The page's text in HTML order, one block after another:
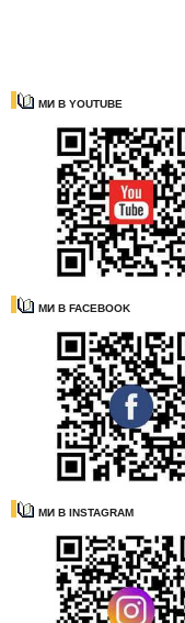
МИ В YOUTUBE
МИ В FACEBOOK
МИ В INSTAGRAM